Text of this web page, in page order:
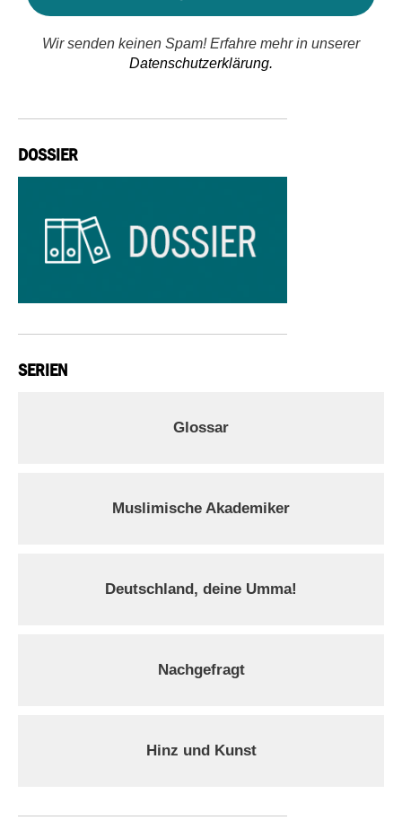
Wir senden keinen Spam! Erfahre mehr in unserer
Datenschutzerklärung.
DOSSIER
SERIEN
Glossar
Muslimische Akademiker
Deutschland, deine Umma!
Nachgefragt
Hinz und Kunst